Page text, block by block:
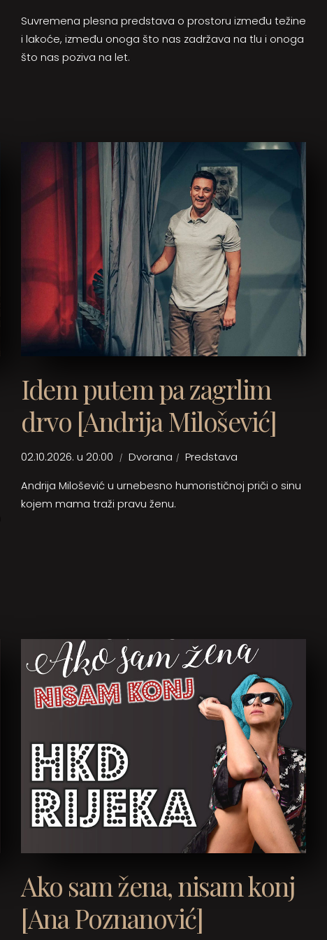
Suvremena plesna predstava o prostoru između težine
i lakoće, između onoga što nas zadržava na tlu i onoga
što nas poziva na let.
Idem putem pa zagrlim
drvo [Andrija Milošević]
02.10.2026. u 20:00 Dvorana
Predstava
Andrija Milošević u urnebesno humorističnoj priči o sinu
kojem mama traži pravu ženu.
Ako sam žena, nisam konj
[Ana Poznanović]